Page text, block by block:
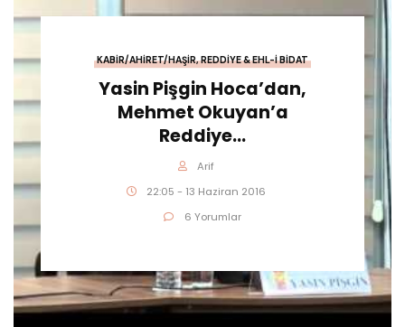
KABIR/AHIRET/HAŞIR,REDDIYE & EHL-I BIDAT
Yasin Pişgin Hoca’dan,
Mehmet Okuyan’a
Reddiye…
Arif
22:05 - 13 Haziran 2016
6 Yorumlar